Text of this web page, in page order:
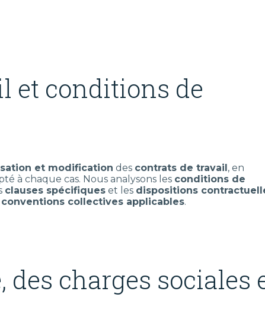
et conditions de
et modification des contrats de travail, en
à chaque cas. Nous analysons les conditions de
clauses spécifiques et les dispositions
conventions collectives applicables.
des charges sociales